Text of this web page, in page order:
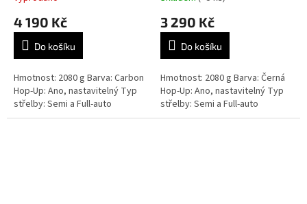
4 190 Kč
Do košíku
Hmotnost: 2080 g Barva: Carbon
Hop-Up: Ano, nastavitelný Typ
střelby: Semi a Full-auto
3 290 Kč
Do košíku
Hmotnost: 2080 g Barva: Černá
Hop-Up: Ano, nastavitelný Typ
střelby: Semi a Full-auto